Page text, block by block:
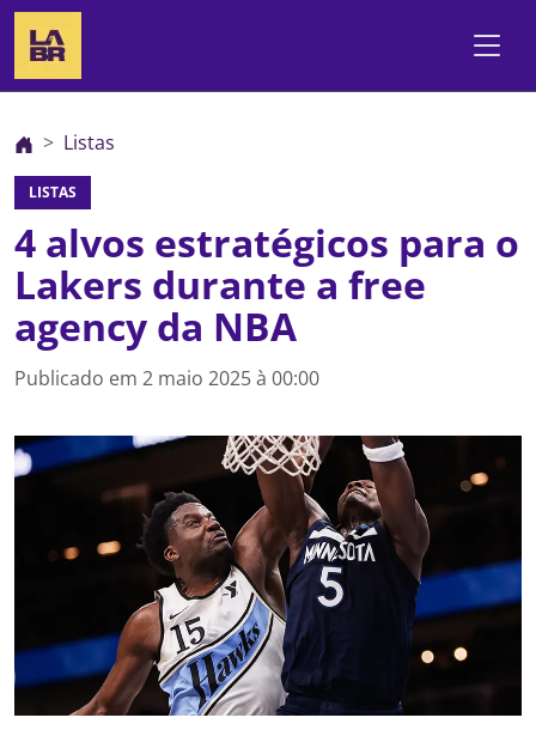
Listas
LISTAS
4 alvos estratégicos para o
Lakers durante a free
agency da NBA
Publicado em 2 maio 2025 à 00:00